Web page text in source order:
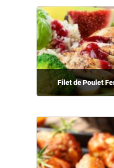
Filet de Poulet